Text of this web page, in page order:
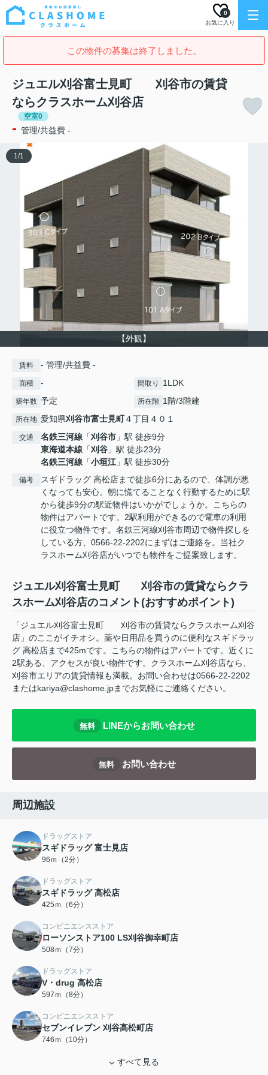
お気に入り
0
この物件の募集は終了しました。
ジュエル刈谷富士見町 刈谷市の賃貸
ならクラスホーム刈谷店
空室0
- 管理/共益費 -
【外観】
1/1
賃料 - 管理/共益費 -
面積 - 間取り 1LDK
築年数 予定 所在階 1階/3階建
所在地 愛知県刈谷市富士見町４丁目４０１
交通 名鉄三河線 「刈谷市 」駅 徒歩9分
東海道本線 「刈谷 」駅 徒歩23分
名鉄三河線 「小垣江」駅 徒歩30分
備考
スギドラッグ 高松店まで徒歩6分にあるので、体調が悪
くなっても安心。朝に慌てることなく行動するために駅
から徒歩9分の駅近物件はいかがでしょうか。こちらの
物件はアパートです。2駅利用ができるので電車の利用
に役立つ物件です。名鉄三河線刈谷市周辺で物件探しを
している方、0566-22-2202にまずはご連絡を。当社ク
ラスホーム刈谷店がいつでも物件をご提案致します。
ジュエル刈谷富士見町 刈谷市の賃貸ならクラ
スホーム刈谷店のコメント(おすすめポイント)
「ジュエル刈谷富士見町 刈谷市の賃貸ならクラスホーム刈谷
店」のここがイチオシ。薬や日用品を買うのに便利なスギドラッ
グ 高松店まで425mです。こちらの物件はアパートです。近くに
2駅ある、アクセスが良い物件です。クラスホーム刈谷店なら、
刈谷市エリアの賃貸情報も満載。お問い合わせは0566-22-2202
またはkariya@clashome.jpまでお気軽にご連絡ください。
無料 LINEからお問い合わせ
無料 お問い合わせ
周辺施設
ドラッグストア
スギドラッグ 富士見店
96ｍ（2分）
ドラッグストア
スギドラッグ 高松店
425ｍ（6分）
コンビニエンスストア
ローソンストア100 LS刈谷御幸町店
508ｍ（7分）
ドラッグストア
V・drug 高松店
597ｍ（8分）
コンビニエンスストア
セブンイレブン 刈谷高松町店
746ｍ（10分）
すべて見る